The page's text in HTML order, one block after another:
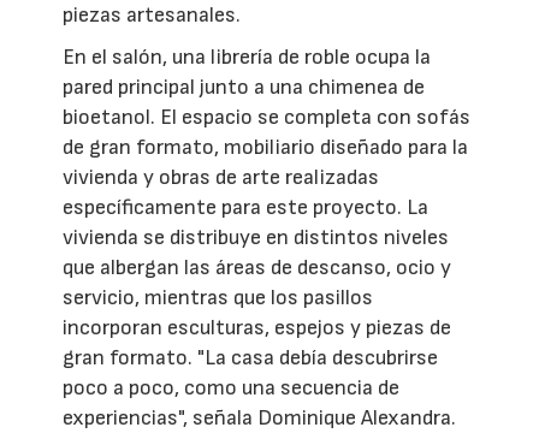
piezas artesanales.
En el salón, una librería de roble ocupa la
pared principal junto a una chimenea de
bioetanol. El espacio se completa con sofás
de gran formato, mobiliario diseñado para la
vivienda y obras de arte realizadas
específicamente para este proyecto. La
vivienda se distribuye en distintos niveles
que albergan las áreas de descanso, ocio y
servicio, mientras que los pasillos
incorporan esculturas, espejos y piezas de
gran formato. "La casa debía descubrirse
poco a poco, como una secuencia de
experiencias", señala Dominique Alexandra.